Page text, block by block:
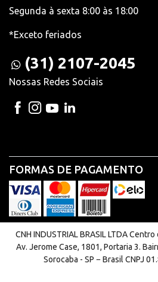
Segunda à sexta 8:00 às 18:00
*Exceto feriados
(31) 2107-2045
Nossas Redes Sociais
FORMAS DE PAGAMENTO
CNH INDUSTRIAL BRASIL LTDA
Av. Jerome Case, 1801, Portaria 3.
Sorocaba - SP − Brasil CNPJ